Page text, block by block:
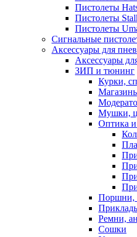
Пистолеты
Пистолеты
Пистолеты
Сигнальные
Аксессуары для
Аксессуары
ЗИП и тюнинг
Курки,
Мушки,
Оптика
Поршни,
Ремни,
Сошки